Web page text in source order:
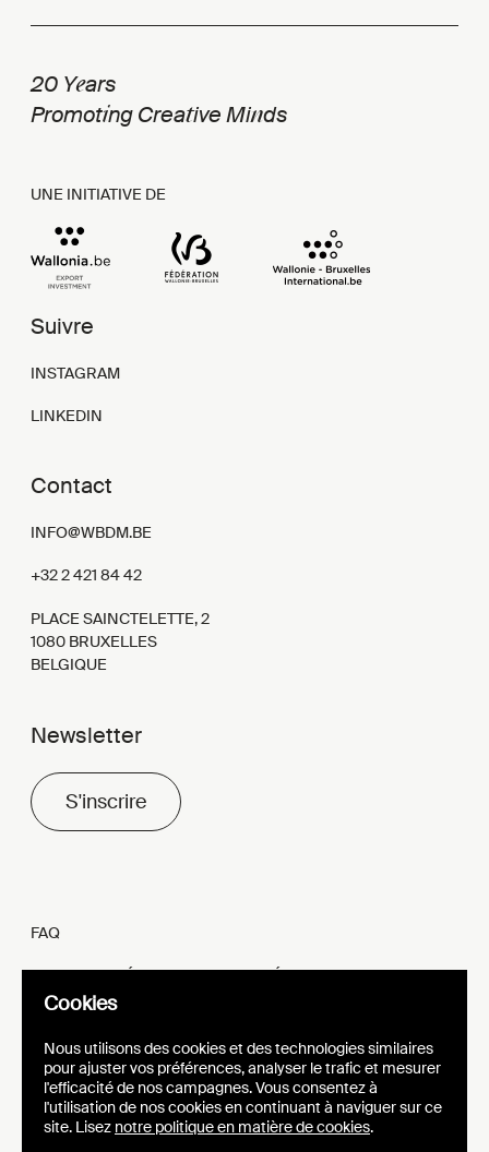
20 Years
Promoting Creative Minds
UNE INITIATIVE DE
Suivre
INSTAGRAM
LINKEDIN
Contact
INFO@WBDM.BE
+32 2 421 84 42
PLACE SAINCTELETTE, 2
1080 BRUXELLES
BELGIQUE
Newsletter
S'inscrire
FAQ
MENTIONS LÉGALES ET VIE PRIVÉE
SITE WEB IDENTITÉ VISUELLE
Cookies
Nous utilisons des cookies et des technologies similaires
pour ajuster vos préférences, analyser le trafic et mesurer
l'efficacité de nos campagnes. Vous consentez à
l'utilisation de nos cookies en continuant à naviguer sur ce
site. Lisez notre politique en matière de cookies.